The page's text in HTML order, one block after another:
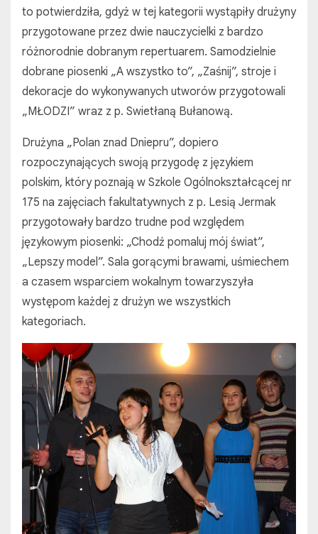
to potwierdziła, gdyż w tej kategorii wystąpiły drużyny
przygotowane przez dwie nauczycielki z bardzo
różnorodnie dobranym repertuarem. Samodzielnie
dobrane piosenki „A wszystko to”, „Zaśnij”, stroje i
dekoracje do wykonywanych utworów przygotowali
„MŁODZI” wraz z p. Swietłaną Bułanową.
Drużyna „Polan znad Dniepru”, dopiero
rozpoczynających swoją przygodę z językiem
polskim, który poznają w Szkole Ogólnokształcącej nr
175 na zajęciach fakultatywnych z p. Lesią Jermak
przygotowały bardzo trudne pod względem
językowym piosenki: „Chodź pomaluj mój świat”,
„Lepszy model”. Sala gorącymi brawami, uśmiechem
a czasem wsparciem wokalnym towarzyszyła
występom każdej z drużyn we wszystkich
kategoriach.